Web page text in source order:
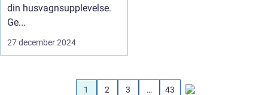
din husvagnsupplevelse.
Ge...
27 december 2024
1 2 3 … 43